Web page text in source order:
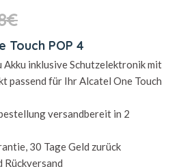
Touch POP 4
inklusive Schutzelektronik mit
passend für Ihr Alcatel One Touch
versandbereit in 2
30 Tage Geld zurück
Rückversand